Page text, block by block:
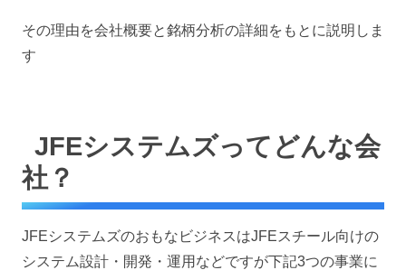
その理由を会社概要と銘柄分析の詳細をもとに説明しま
す
JFEシステムズってどんな会
社？
JFEシステムズのおもなビジネスはJFEスチール向けの
システム設計・開発・運用などですが下記3つの事業に